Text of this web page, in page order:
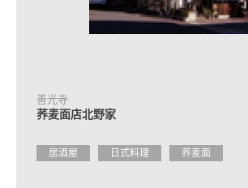
善光寺
荞麦面店北野家
居酒屋 日式料理 荞麦面